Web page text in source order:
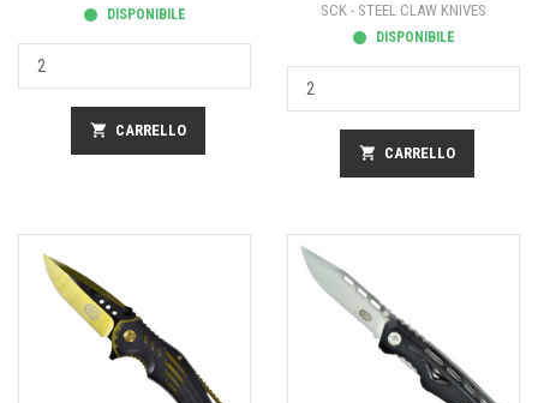
DISPONIBILE
shopping_cart CARRELLO
SCK - STEEL CLAW KNIVES
DISPONIBILE
shopping_cart CARRELLO